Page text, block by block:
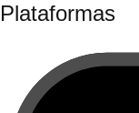
Plataformas